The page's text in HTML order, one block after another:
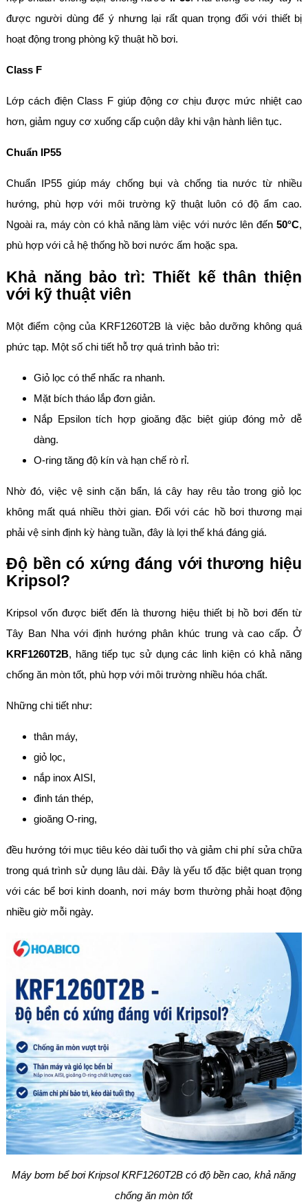
được người dùng để ý nhưng lại rất quan trọng đối với thiết bị
hoạt động trong phòng kỹ thuật hồ bơi.
Class F
Lớp cách điện Class F giúp động cơ chịu được mức nhiệt cao
hơn, giảm nguy cơ xuống cấp cuộn dây khi vận hành liên tục.
Chuẩn IP55
Chuẩn IP55 giúp máy chống bụi và chống tia nước từ nhiều
hướng, phù hợp với môi trường kỹ thuật luôn có độ ẩm cao.
Ngoài ra, máy còn có khả năng làm việc với nước lên đến50°C,
phù hợp với cả hệ thống hồ bơi nước ấm hoặc spa.
Khả năng bảo trì: Thiết kế thân thiện
với kỹ thuật viên
Một điểm cộng của KRF1260T2B là việc bảo dưỡng không quá
phức tạp. Một số chi tiết hỗ trợ quá trình bảo trì:
Giỏ lọc có thể nhấc ra nhanh.
Mặt bích tháo lắp đơn giản.
Nắp Epsilon tích hợp gioăng đặc biệt giúp đóng mở dễ
dàng.
O-ring tăng độ kín và hạn chế rò rỉ.
Nhờ đó, việc vệ sinh cặn bẩn, lá cây hay rêu tảo trong giỏ lọc
không mất quá nhiều thời gian. Đối với các hồ bơi thương mại
phải vệ sinh định kỳ hàng tuần, đây là lợi thế khá đáng giá.
Độ bền có xứng đáng với thương hiệu
Kripsol?
Kripsol vốn được biết đến là thương hiệu thiết bị hồ bơi đến từ
Tây Ban Nha với định hướng phân khúc trung và cao cấp. Ở
KRF1260T2B, hãng tiếp tục sử dụng các linh kiện có khả năng
chống ăn mòn tốt, phù hợp với môi trường nhiều hóa chất.
Những chi tiết như:
thân máy,
giỏ lọc,
nắp inox AISI,
đinh tán thép,
gioăng O-ring,
đều hướng tới mục tiêu kéo dài tuổi thọ và giảm chi phí sửa chữa
trong quá trình sử dụng lâu dài. Đây là yếu tố đặc biệt quan trọng
với các bể bơi kinh doanh, nơi máy bơm thường phải hoạt động
nhiều giờ mỗi ngày.
Máy bơm bể bơi Kripsol KRF1260T2B có độ bền cao, khả năng
chống ăn mòn tốt